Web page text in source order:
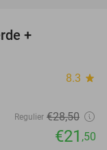
+
8.3 star
Regulier €28,50
€21 ,50